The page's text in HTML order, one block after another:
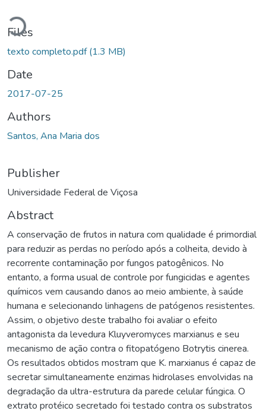
Loading...
Files
texto completo.pdf(1.3 MB)
Date
2017-07-25
Authors
Santos, Ana Maria dos
Publisher
Universidade Federal de Viçosa
Abstract
A conservação de frutos in natura com qualidade é primordial
para reduzir as perdas no período após a colheita, devido à
recorrente contaminação por fungos patogênicos. No
entanto, a forma usual de controle por fungicidas e agentes
químicos vem causando danos ao meio ambiente, à saúde
humana e selecionando linhagens de patógenos resistentes.
Assim, o objetivo deste trabalho foi avaliar o efeito
antagonista da levedura Kluyveromyces marxianus e seu
mecanismo de ação contra o fitopatógeno Botrytis cinerea.
Os resultados obtidos mostram que K. marxianus é capaz de
secretar simultaneamente enzimas hidrolases envolvidas na
degradação da ultra-estrutura da parede celular fúngica. O
extrato protéico secretado foi testado contra os substratos